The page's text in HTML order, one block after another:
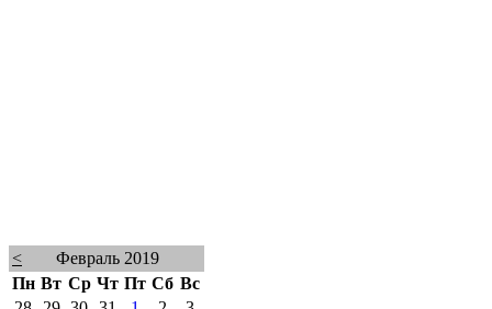
<
Февраль 2019
Пн Вт Ср Чт Пт Сб Вс